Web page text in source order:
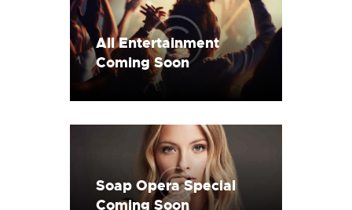
All Entertainment
Coming Soon
Soap Opera Special
Coming Soon